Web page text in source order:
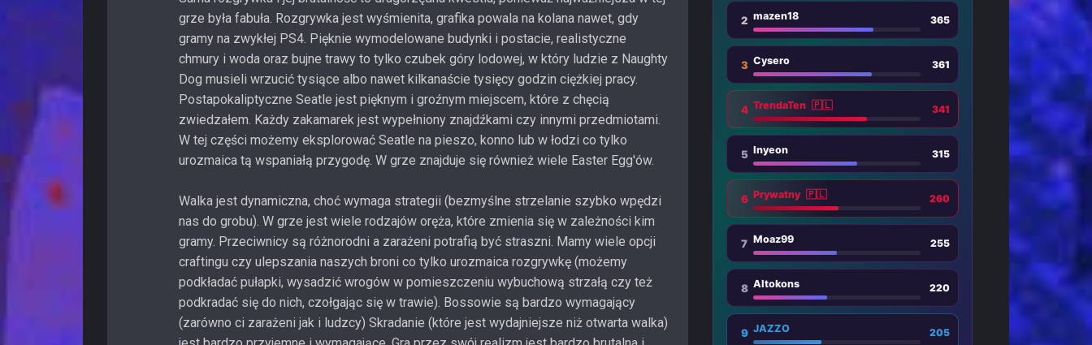
grze była fabuła. Rozgrywka jest wyśmienita, grafika powala na kolana nawet, gdy
gramy na zwykłej PS4. Pięknie wymodelowane budynki i postacie, realistyczne
chmury i woda oraz bujne trawy to tylko czubek góry lodowej, w który ludzie z Naughty
Dog musieli wrzucić tysiące albo nawet kilkanaście tysięcy godzin ciężkiej pracy.
Postapokaliptyczne Seatle jest pięknym i groźnym miejscem, które z chęcią
zwiedzałem. Każdy zakamarek jest wypełniony znajdźkami czy innymi przedmiotami.
W tej części możemy eksplorować Seatle na pieszo, konno lub w łodzi co tylko
urozmaica tą wspaniałą przygodę. W grze znajduje się również wiele Easter Egg'ów.
Walka jest dynamiczna, choć wymaga strategii (bezmyślne strzelanie szybko wpędzi
nas do grobu). W grze jest wiele rodzajów oręża, które zmienia się w zależności kim
gramy. Przeciwnicy są różnorodni a zarażeni potrafią być straszni. Mamy wiele opcji
craftingu czy ulepszania naszych broni co tylko urozmaica rozgrywkę (możemy
podkładać pułapki, wysadzić wrogów w pomieszczeniu wybuchową strzałą czy też
podkradać się do nich, czołgając się w trawie). Bossowie są bardzo wymagający
(zarówno ci zarażeni jak i ludzcy) Skradanie (które jest wydajniejsze niż otwarta walka)
2 mazen18 365
3 Cysero 361
4 TrendaTen 🇵🇱 341
5 Inyeon 315
6 Prywatny 🇵🇱 260
7 Moaz99 255
8 Altokons 220
9 JAZZO 205